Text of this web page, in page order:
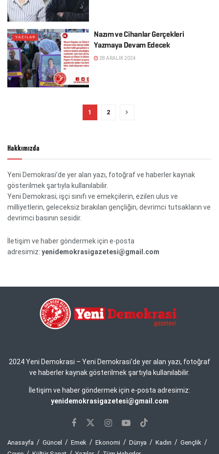
YAZILAR
Nazım ve Cihanlar Gerçekleri
Yazmaya Devam Edecek
28 ARALIK 2024
1 2
Hakkımızda
Yeni Demokrasi’de yer alan yazı, fotoğraf ve haberler kaynak
gösterilmek şartıyla kullanılabilir.
Yeni Demokrasi; işçi sınıfı ve emekçilerin, ezilen ulus ve
milliyetlerin, geleceksiz bırakılan gençliğin, devrimci tutsakların ve
devrimci basının sesidir.
İletişim ve haber göndermek için e-posta
adresimiz: yenidemokrasigazetesi@gmail.com
2024 Yeni Demokrasi – Yeni Demokrasi’de yer alan yazı, fotoğraf
ve haberler kaynak gösterilmek şartıyla kullanılabilir.
İletişim ve haber göndermek için e-posta adresimiz:
yenidemokrasigazetesi@gmail.com
Anasayfa Güncel Emek Ekonomi Dünya Kadın
Gençlik